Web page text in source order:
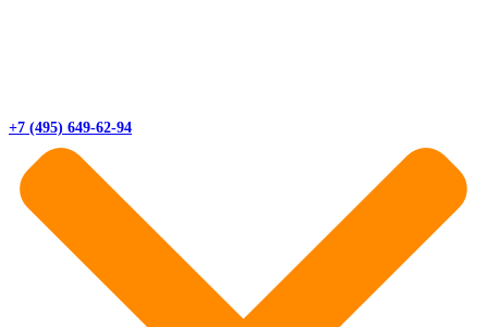
+7 (495) 649-62-94